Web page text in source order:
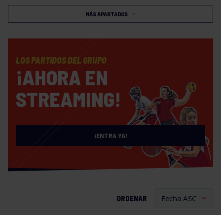
MÁS APARTADOS
LOS PARTIDOS DEL GRUPO
¡AHORA EN
STREAMING!
¡ENTRA YA!
ORDENAR